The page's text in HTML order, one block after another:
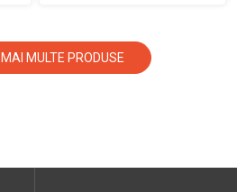
MAI MULTE PRODUSE